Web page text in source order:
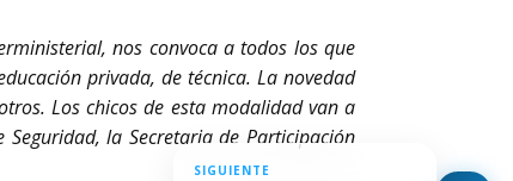
nos convoca a todos los que
privada, de técnica. La novedad
Los chicos de esta modalidad van a
la Secretaria de Participación
SIGUIENTE